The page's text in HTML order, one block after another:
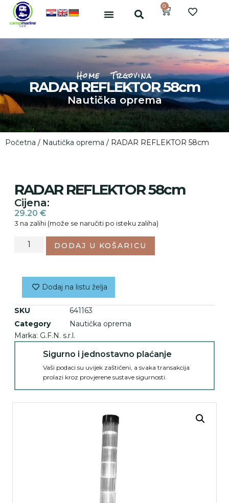
0
Home Trgovina
RADAR REFLEKTOR 58cm
Nautička oprema
Početna / Nautička oprema / RADAR REFLEKTOR 58cm
RADAR REFLEKTOR 58cm
Cijena:
29.20 €
3 na zalihi (može se naručiti po isteku zaliha)
DODAJ U KOŠARICU
Dodaj na listu želja
SKU
641163
Category
Nautička oprema
Marka: G.F.N. s.r.l.
Sigurno i jednostavno plaćanje
Vaši podaci su uvijek zaštićeni, a svaka transakcija
prolazi kroz provjerene sustave sigurnosti.